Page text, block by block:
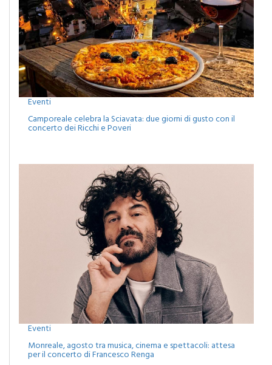
Eventi
Camporeale celebra la Sciavata: due giorni di gusto con il
concerto dei Ricchi e Poveri
Eventi
Monreale, agosto tra musica, cinema e spettacoli: attesa
per il concerto di Francesco Renga